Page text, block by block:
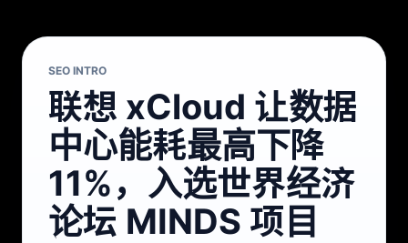
SEO INTRO
联想 xCloud 让数据
中心能耗最高下降
11%，入选世界经济
论坛 MINDS 项目